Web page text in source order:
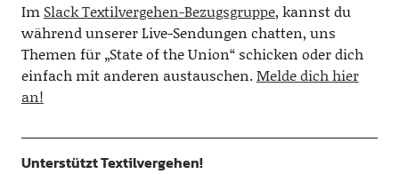
Im Slack Textilvergehen-Bezugsgruppe, kannst du
während unserer Live-Sendungen chatten, uns
Themen für „State of the Union“ schicken oder dich
einfach mit anderen austauschen.Melde dich hier
an!
Unterstützt Textilvergehen!